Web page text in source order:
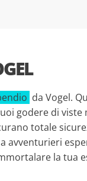
da Vogel.
godere di viste
totale
avventurieri
la tua